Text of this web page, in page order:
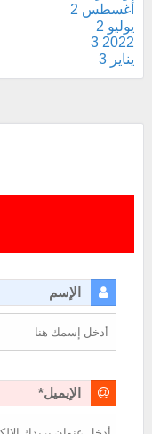
أغسطس 2
يوليو 2
2022
3
يناير 3
الإسم
الإيميل*